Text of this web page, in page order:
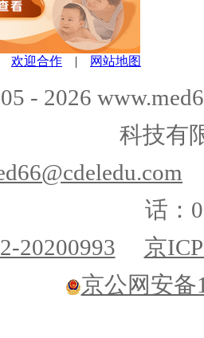
欢迎合作 | 网站地图
- 2026
科技有
话：
20200993
京
京公网安备